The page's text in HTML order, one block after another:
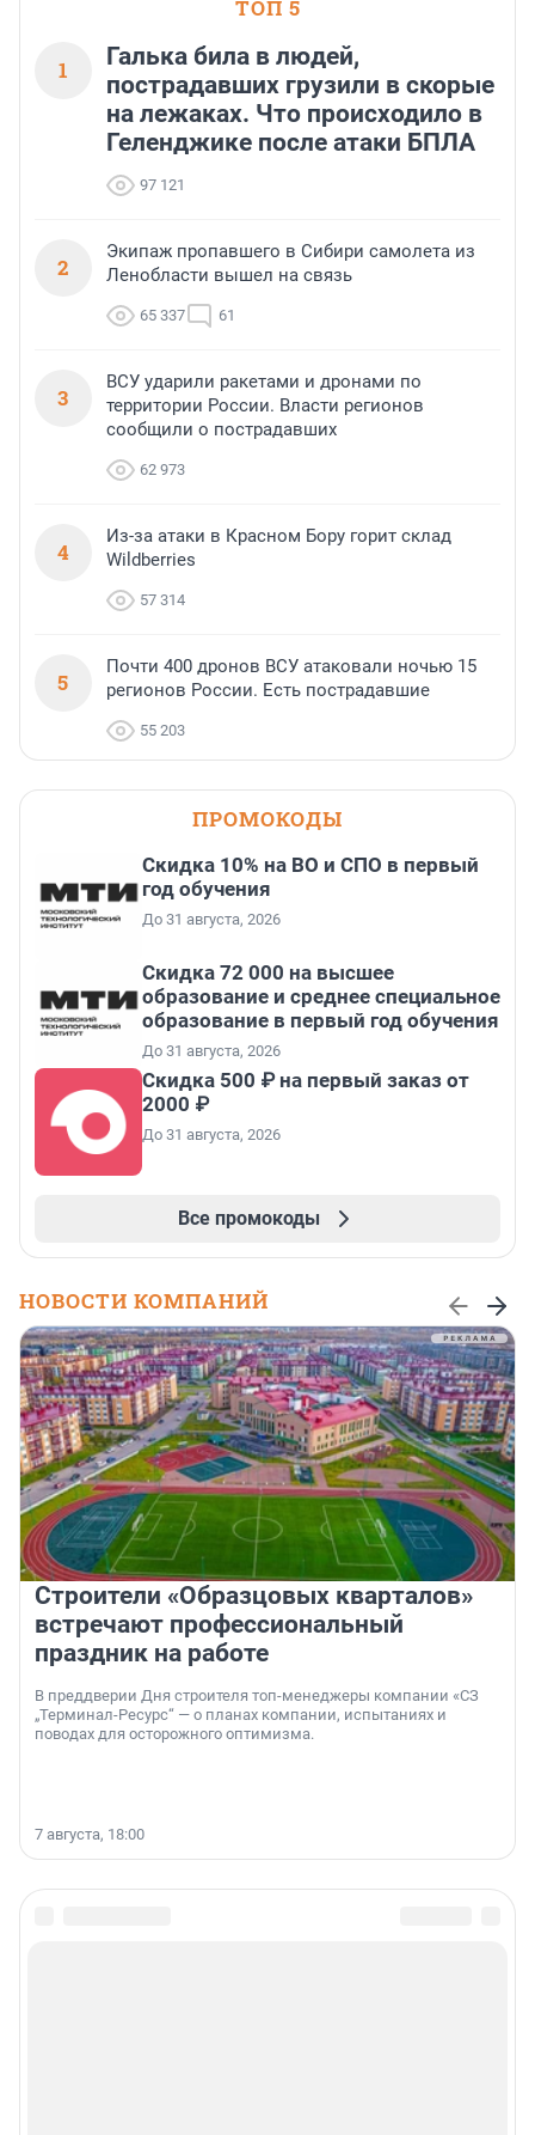
ТОП 5
1
Галька била в людей,
пострадавших грузили в скорые
на лежаках. Что происходило в
Геленджике после атаки БПЛА
97 121
2
Экипаж пропавшего в Сибири самолета из
Ленобласти вышел на связь
65 337 61
3
ВСУ ударили ракетами и дронами по
территории России. Власти регионов
сообщили о пострадавших
62 973
4
Из-за атаки в Красном Бору горит склад
Wildberries
57 314
5
Почти 400 дронов ВСУ атаковали ночью 15
регионов России. Есть пострадавшие
55 203
ПРОМОКОДЫ
Скидка 10% на ВО и СПО в первый
год обучения
До 31 августа, 2026
Скидка 72 000 на высшее
образование и среднее специальное
образование в первый год обучения
До 31 августа, 2026
Скидка 500 ₽ на первый заказ от
2000 ₽
До 31 августа, 2026
Все промокоды
НОВОСТИ КОМПАНИЙ
Строители «Образцовых кварталов»
встречают профессиональный
праздник на работе
В преддверии Дня строителя топ-менеджеры компании «СЗ
„Терминал-Ресурс“ — о планах компании, испытаниях и
поводах для осторожного оптимизма.
7 августа, 18:00